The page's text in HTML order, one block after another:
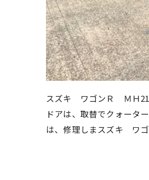
スズキ ワゴンＲ ＭＨ21
ドアは、取替でクォータ
は、修理しまスズキ ワ